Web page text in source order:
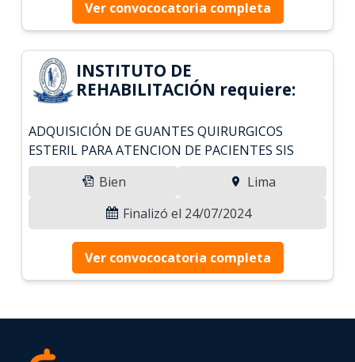
Ver convococatoria completa
INSTITUTO DE
REHABILITACIÓN requiere:
ADQUISICIÓN DE GUANTES QUIRURGICOS
ESTERIL PARA ATENCION DE PACIENTES SIS
Bien
Lima
Finalizó el 24/07/2024
Ver convococatoria completa